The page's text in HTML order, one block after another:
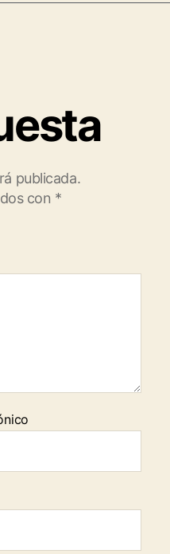
publicada.
con *